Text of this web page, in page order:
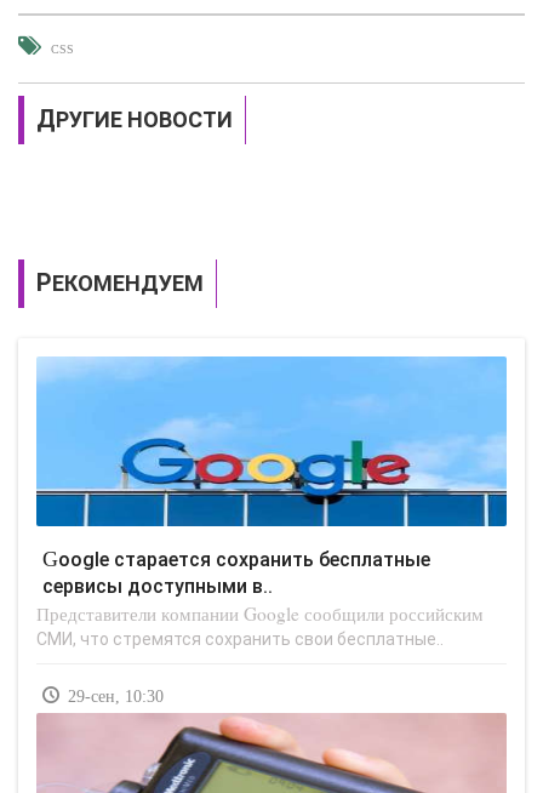
CSS
ДРУГИЕ НОВОСТИ
РЕКОМЕНДУЕМ
Google старается сохранить бесплатные
сервисы доступными в..
Представители компании Google сообщили российским
СМИ, что стремятся сохранить свои бесплатные..
29-сен, 10:30